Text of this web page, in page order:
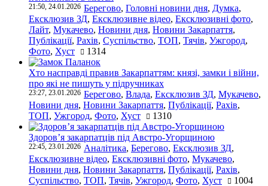
21:50, 24.01.2026 Берегово, Головні новини дня, Думка,
Ексклюзив ЗД, Ексклюзивне відео, Ексклюзивні фото,
Лайт, Мукачево, Новини дня, Новини Закарпаття,
Публікації, Рахів, Суспільство, ТОП, Тячів, Ужгород,
Фото, Хуст 1314
Хто насправді правив Закарпаттям: князі, замки і війни,
про які не пишуть у підручниках
23:27, 23.01.2026 Берегово, Влада, Ексклюзив ЗД, Мукачево,
Новини дня, Новини Закарпаття, Публікації, Рахів,
ТОП, Ужгород, Фото, Хуст 1310
Здоров’я закарпатців під Австро-Угорщиною
22:45, 23.01.2026 Аналітика, Берегово, Ексклюзив ЗД,
Ексклюзивне відео, Ексклюзивні фото, Мукачево,
Новини дня, Новини Закарпаття, Публікації, Рахів,
Суспільство, ТОП, Тячів, Ужгород, Фото, Хуст 1004